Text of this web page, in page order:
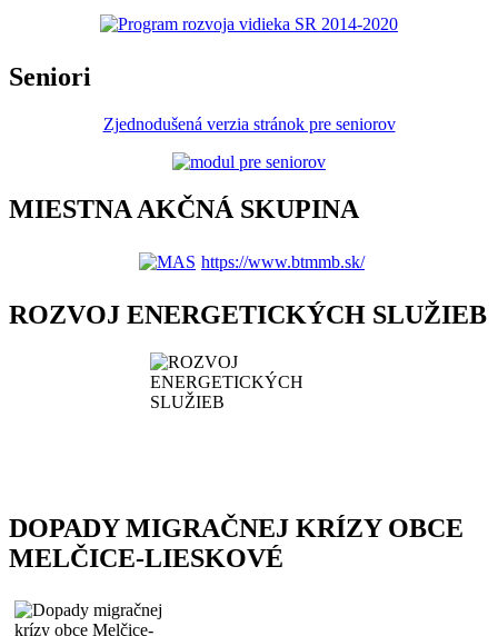
Seniori
Zjednodušená verzia stránok pre seniorov
MIESTNA AKČNÁ SKUPINA
https://www.btmmb.sk/
ROZVOJ ENERGETICKÝCH SLUŽIEB
DOPADY MIGRAČNEJ KRÍZY OBCE
MELČICE-LIESKOVÉ